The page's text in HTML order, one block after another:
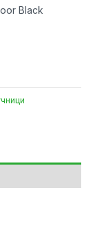
Black